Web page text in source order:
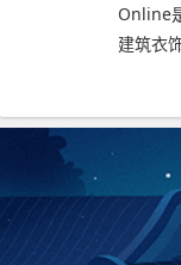
Online
建筑衣